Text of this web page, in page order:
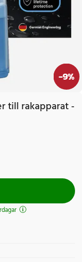
-9%
till rakapparat -